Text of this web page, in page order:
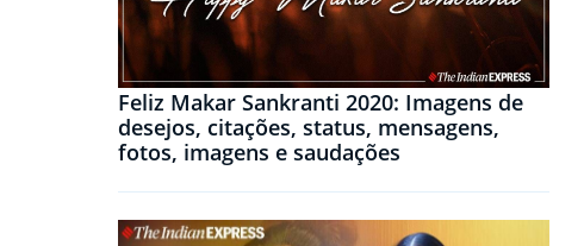
Feliz Makar Sankranti 2020: Imagens de
desejos, citações, status, mensagens,
fotos, imagens e saudações